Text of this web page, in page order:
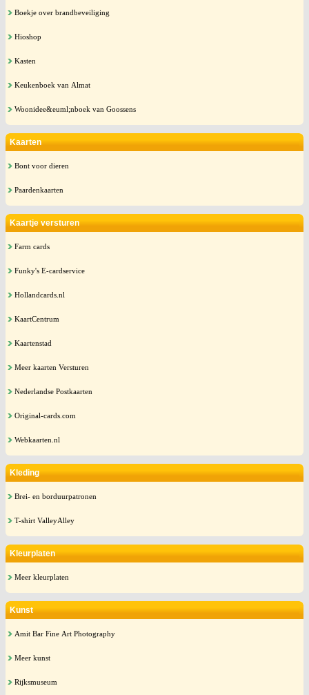
Boekje over brandbeveiliging
Hioshop
Kasten
Keukenboek van Almat
Woonidee&euml;nboek van Goossens
Kaarten
Bont voor dieren
Paardenkaarten
Kaartje versturen
Farm cards
Funky's E-cardservice
Hollandcards.nl
KaartCentrum
Kaartenstad
Meer kaarten Versturen
Nederlandse Postkaarten
Original-cards.com
Webkaarten.nl
Kleding
Brei- en borduurpatronen
T-shirt ValleyAlley
Kleurplaten
Meer kleurplaten
Kunst
Amit Bar Fine Art Photography
Meer kunst
Rijksmuseum